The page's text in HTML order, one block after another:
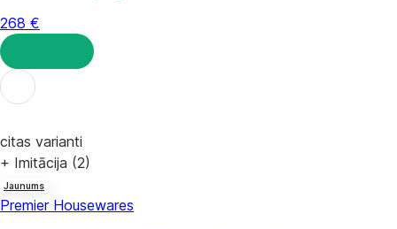
268 €
LIKT GROZĀ
citas varianti
+ Imitācija (2)
Jaunums
Premier Housewares